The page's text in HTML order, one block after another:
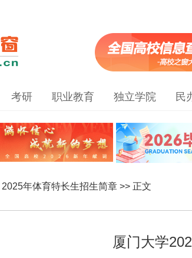
考研 职业教育 独立学院 民
2025年体育特长生招生简章 >> 正文
厦门大学